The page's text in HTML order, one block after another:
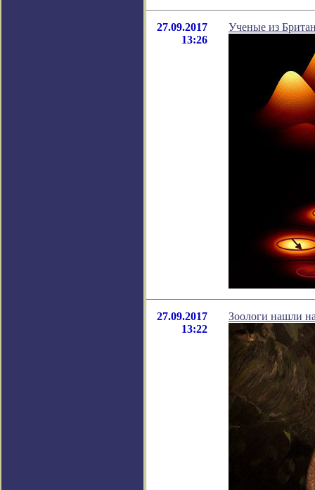
27.09.2017
13:26
Ученые из
27.09.2017
13:22
Зоологи нашли